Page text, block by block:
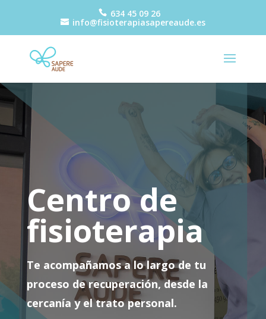
634 45 09 26
info@fisioterapiasapereaude.es
Centro de
fisioterapia
Te acompañamos a lo largo de tu
proceso de recuperación, desde la
cercanía y el trato personal.